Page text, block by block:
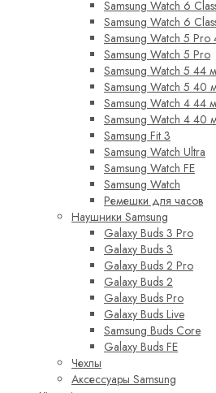
Samsung Watch 6
Samsung Watch 6
Samsung Watch 5
Samsung Watch 5 Pro
Samsung Watch 5 44
Samsung Watch 5 40
Samsung Watch 4 44
Samsung Watch 4 40
Samsung Fit 3
Samsung Watch Ultra
Samsung Watch FE
Samsung Watch
Ремешки для часов
Наушники Samsung
Galaxy Buds 3 Pro
Galaxy Buds 3
Galaxy Buds 2 Pro
Galaxy Buds 2
Galaxy Buds Pro
Galaxy Buds Live
Samsung Buds Core
Galaxy Buds FE
Чехлы
Аксессуары Samsung